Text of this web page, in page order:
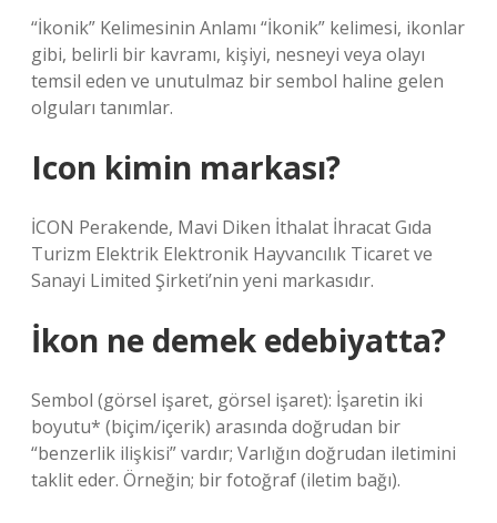
“İkonik” Kelimesinin Anlamı “İkonik” kelimesi, ikonlar
gibi, belirli bir kavramı, kişiyi, nesneyi veya olayı
temsil eden ve unutulmaz bir sembol haline gelen
olguları tanımlar.
Icon kimin markası?
İCON Perakende, Mavi Diken İthalat İhracat Gıda
Turizm Elektrik Elektronik Hayvancılık Ticaret ve
Sanayi Limited Şirketi’nin yeni markasıdır.
İkon ne demek edebiyatta?
Sembol (görsel işaret, görsel işaret): İşaretin iki
boyutu* (biçim/içerik) arasında doğrudan bir
“benzerlik ilişkisi” vardır; Varlığın doğrudan iletimini
taklit eder. Örneğin; bir fotoğraf (iletim bağı).